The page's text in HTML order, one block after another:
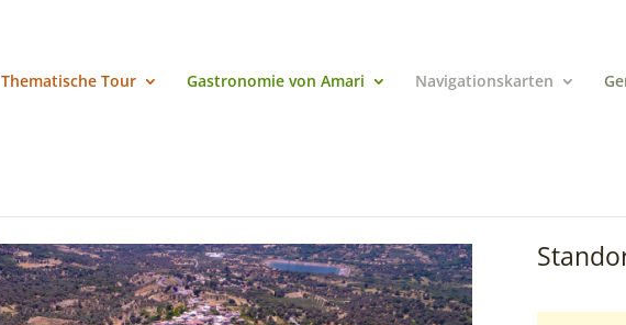
Thematische Tour Gastronomie von Amari Navigationskarten